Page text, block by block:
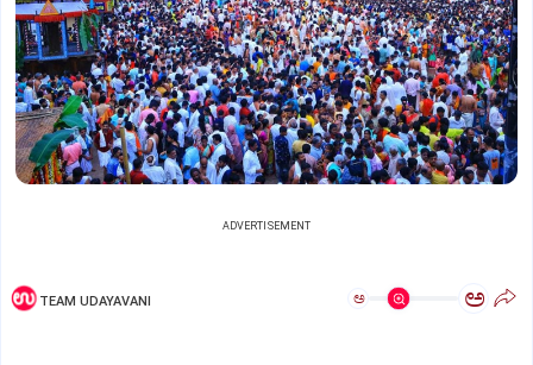
ADVERTISEMENT
TEAM UDAYAVANI ಅ ಅ